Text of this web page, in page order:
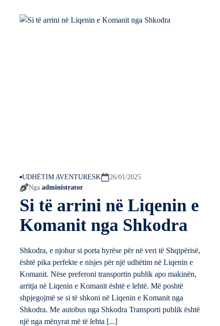
UDHËTIM AVENTURESK
26/01/2025
Nga administrator
Si të arrini në Liqenin e
Komanit nga Shkodra
Shkodra, e njohur si porta hyrëse për në veri të Shqipërisë,
është pika perfekte e nisjes për një udhëtim në Liqenin e
Komanit. Nëse preferoni transportin publik apo makinën,
arritja në Liqenin e Komanit është e lehtë. Më poshtë
shpjegojmë se si të shkoni në Liqenin e Komanit nga
Shkodra. Me autobus nga Shkodra Transporti publik është
një nga mënyrat më të lehta [...]